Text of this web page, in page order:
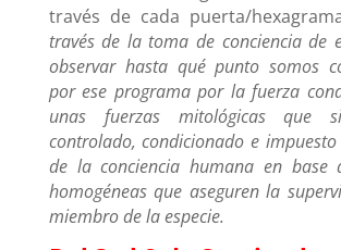
través de cada puerta/
través de la toma de conciencia de
observar hasta qué punto somos
por ese programapor la fuerza
unas fuerzas mitológicas que
controlado, condicionado e
de la conciencia humana en base
homogéneas que aseguren la
miembro de la especie.